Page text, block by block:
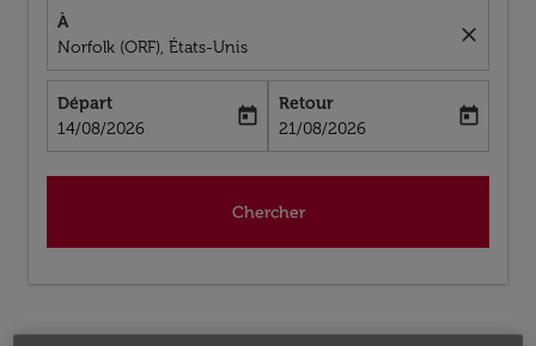
À
Norfolk (ORF), États-Unis
close
Départ
fc-booking-departure-date-aria-label
14/08/2026
today
Retour
fc-booking-return-date-aria-label
21/08/2026
today
Chercher